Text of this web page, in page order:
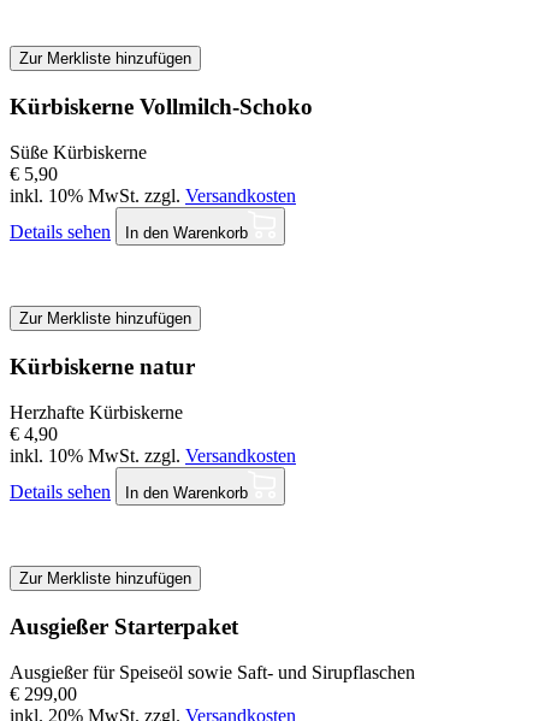
Zur Merkliste hinzufügen
Kürbiskerne Vollmilch-Schoko
Süße Kürbiskerne
€ 5,90
inkl. 10% MwSt. zzgl. Versandkosten
Details sehen
In den Warenkorb
Zur Merkliste hinzufügen
Kürbiskerne natur
Herzhafte Kürbiskerne
€ 4,90
inkl. 10% MwSt. zzgl. Versandkosten
Details sehen
In den Warenkorb
Zur Merkliste hinzufügen
Ausgießer Starterpaket
Ausgießer für Speiseöl sowie Saft- und Sirupflaschen
€ 299,00
inkl. 20% MwSt. zzgl. Versandkosten